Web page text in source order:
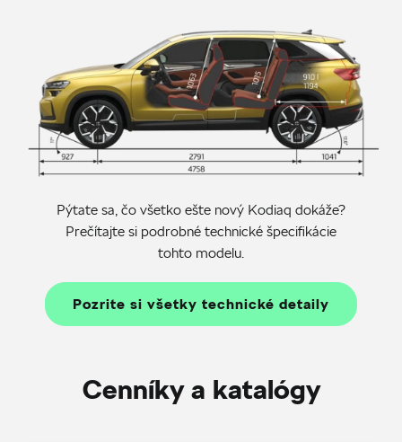
Pýtate sa, čo všetko ešte nový Kodiaq dokáže?
Prečítajte si podrobné technické špecifikácie
tohto modelu.
Pozrite si všetky technické detaily
Cenníky a katalógy